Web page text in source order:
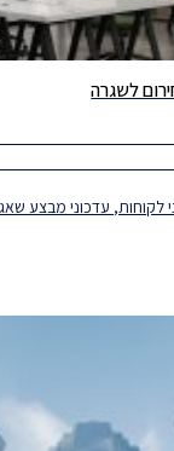
בה מצב החירום והלחימה
לשגרה